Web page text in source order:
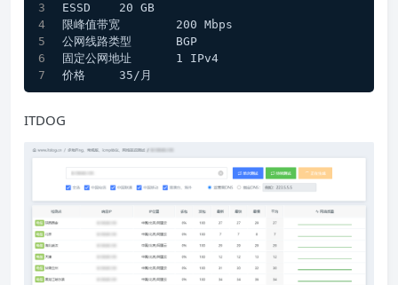
ESSD	20 GB
限峰值带宽	200 Mbps
公网线路类型	BGP
固定公网地址	1 IPv4
价格	35/月
ITDOG